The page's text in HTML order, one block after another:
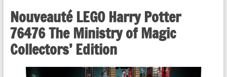
Nouveauté LEGO Harry Potter
76476 The Ministry of Magic
Collectors’ Edition